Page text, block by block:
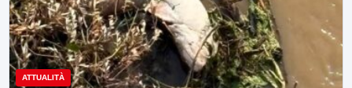
ATTUALITÀ